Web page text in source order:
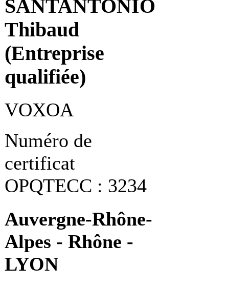
SANTANTONIO
Thibaud
(Entreprise
qualifiée)
VOXOA
Numéro de
certificat
OPQTECC : 3234
Auvergne-Rhône-
Alpes - Rhône -
LYON